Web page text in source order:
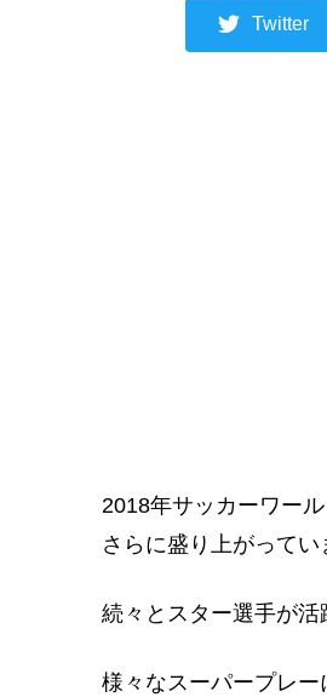
Twitter
2018年サッカーワー
さらに盛り上がってい
続々とスター選手が活
様々なスーパープレ